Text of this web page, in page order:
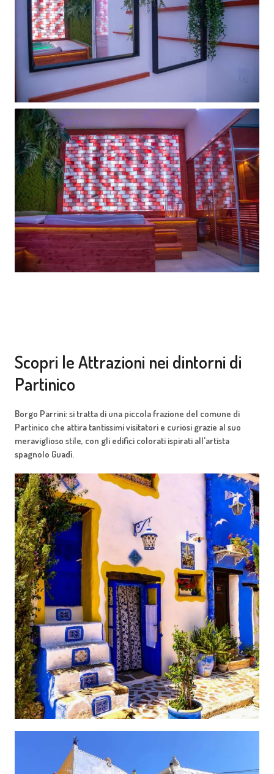
Scopri le Attrazioni nei dintorni di
Partinico
Borgo Parrini: si tratta di una piccola frazione del comune di
Partinico che attira tantissimi visitatori e curiosi grazie al suo
meraviglioso stile, con gli edifici colorati ispirati all'artista
spagnolo Guadì.